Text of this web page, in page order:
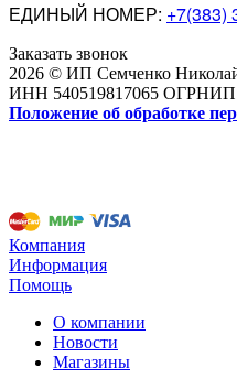
ЕДИНЫЙ НОМЕР: +7(383)
Заказать звонок
2026 © ИП Семченко
ИНН 540519817065 ОГРНИП
Положение об обработке
Компания
Информация
Помощь
О компании
Новости
Магазины